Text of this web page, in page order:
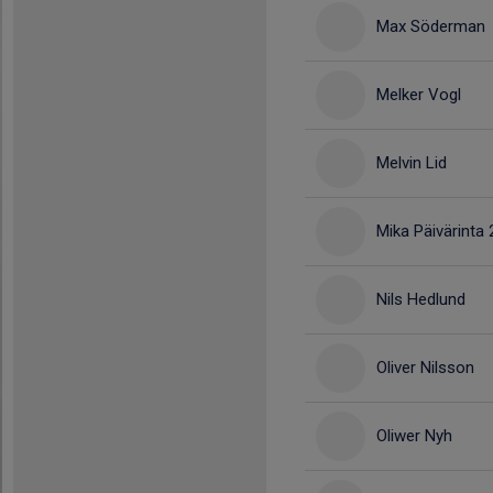
Max Söderman
Melker Vogl
Melvin Lid
Mika Päivärinta
Nils Hedlund
Oliver Nilsson
Oliwer Nyh